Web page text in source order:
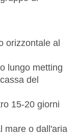
orizzontale al
lungo metting
del
15-20 giorni
mare o dall'aria